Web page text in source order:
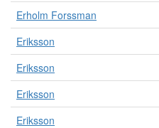
k
t
g
Erholm Forssman
Eriksson
Eriksson
Eriksson
Eriksson